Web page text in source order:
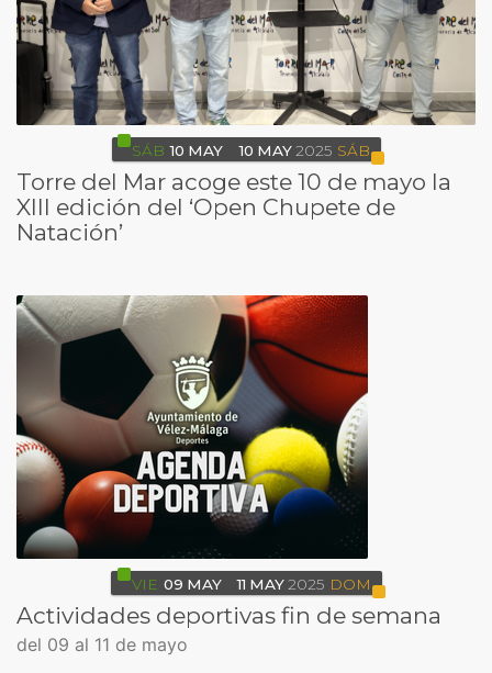
SÁB 10 MAY 10 MAY 2025 SÁB
Torre del Mar acoge este 10 de mayo la
XIII edición del ‘Open Chupete de
Natación’
VIE 09 MAY 11 MAY 2025 DOM
Actividades deportivas fin de semana
del 09 al 11 de mayo